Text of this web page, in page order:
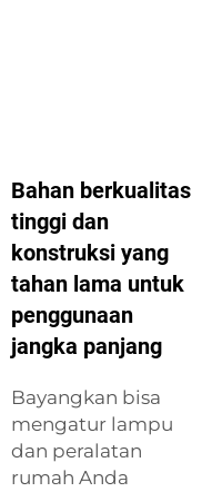
Bahan berkualitas
tinggi dan
konstruksi yang
tahan lama untuk
penggunaan
jangka panjang
Bayangkan bisa
mengatur lampu
dan peralatan
rumah Anda